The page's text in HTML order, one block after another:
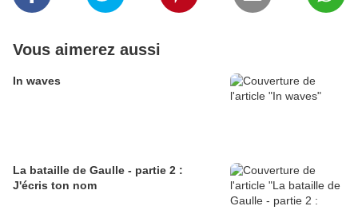
Vous aimerez aussi
In waves
La bataille de Gaulle - partie 2 :
J'écris ton nom